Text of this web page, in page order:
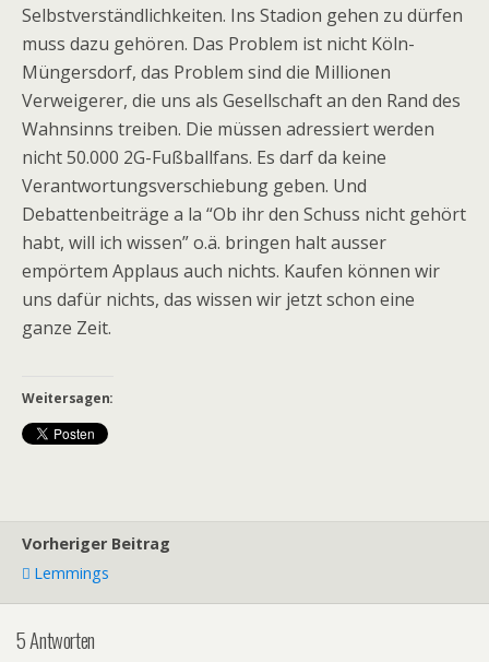
Selbstverständlichkeiten. Ins Stadion gehen zu dürfen
muss dazu gehören. Das Problem ist nicht Köln-
Müngersdorf, das Problem sind die Millionen
Verweigerer, die uns als Gesellschaft an den Rand des
Wahnsinns treiben. Die müssen adressiert werden
nicht 50.000 2G-Fußballfans. Es darf da keine
Verantwortungsverschiebung geben. Und
Debattenbeiträge a la “Ob ihr den Schuss nicht gehört
habt, will ich wissen” o.ä. bringen halt ausser
empörtem Applaus auch nichts. Kaufen können wir
uns dafür nichts, das wissen wir jetzt schon eine
ganze Zeit.
Weitersagen:
Vorheriger Beitrag
Lemmings
5 Antworten